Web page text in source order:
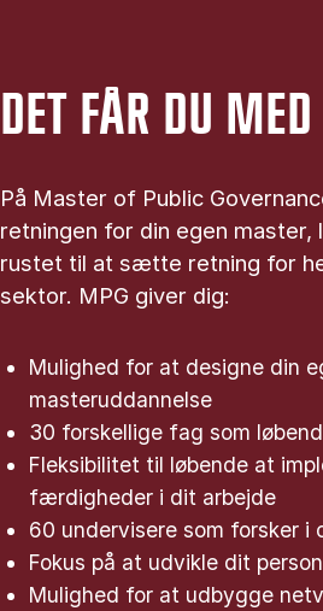
DET FÅR DU
På Master of Public
retningen for din egen master,
rustet til at sætte retning for
sektor. MPG giver dig:
Mulighed for at designe din
masteruddannelse
30 forskellige fag som
Fleksibilitet til løbende at
færdigheder i dit arbejde
60 undervisere som forsker i
Fokus på at udvikle dit
Mulighed for at udbygge